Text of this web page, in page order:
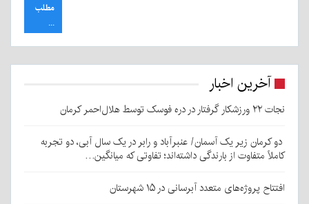
مطلب
...
آخرین اخبار
نجات ۲۲ ورزشکار گرفتار در دره فوسک توسط هلال‌احمر کرمان
دو کرمان زیر یک آسمان/ عنبرآباد و رابر در یک سال آبی، دو تجربه
کاملاً متفاوت از بارندگی داشته‌اند؛ تفاوتی که میانگین…
افتتاح پروژه‌های متعدد آبرسانی در ۱۵ شهرستان